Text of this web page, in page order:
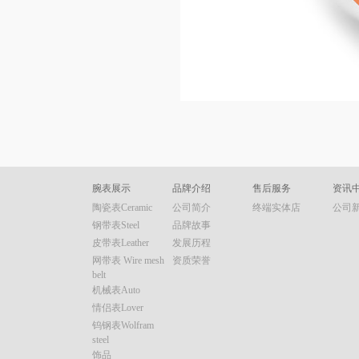
腕表展示
陶瓷表Ceramic
钢带表Steel
皮带表Leather
网带表 Wire mesh
belt
机械表Auto
情侣表Lover
钨钢表Wolfram
steel
饰品
品牌介绍
公司简介
品牌故事
发展历程
资质荣誉
售后服务
终端实体店
资讯
公司